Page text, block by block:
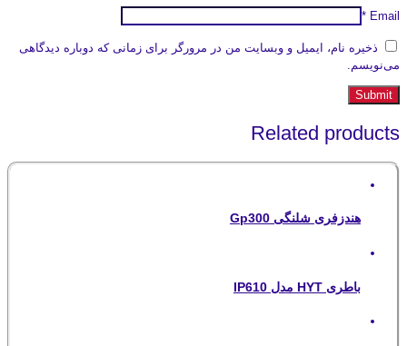
Email
*
ذخیره نام، ایمیل و وبسایت من در مرورگر برای زمانی که دوباره دیدگاهی
می‌نویسم.
Related products
هندزفری شلنگی Gp300
باطری HYT مدل IP610